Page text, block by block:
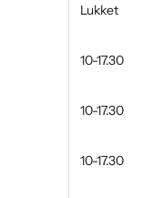
Lukket
10-17.30
10-17.30
10-17.30